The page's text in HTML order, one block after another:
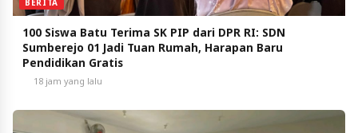
BERITA
100 Siswa Batu Terima SK PIP dari DPR RI: SDN
Sumberejo 01 Jadi Tuan Rumah, Harapan Baru
Pendidikan Gratis
18 jam yang lalu